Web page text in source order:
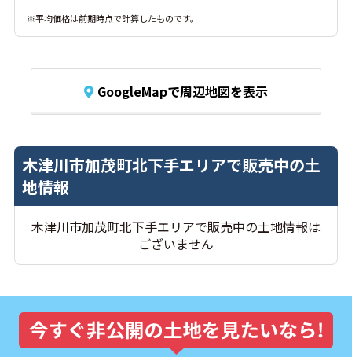
※平均価格は前期時点で計算したものです。
GoogleMapで周辺地図を表示
木津川市加茂町北下手エリアで販売中の土
地情報
木津川市加茂町北下手エリアで販売中の土地情報は
ございません